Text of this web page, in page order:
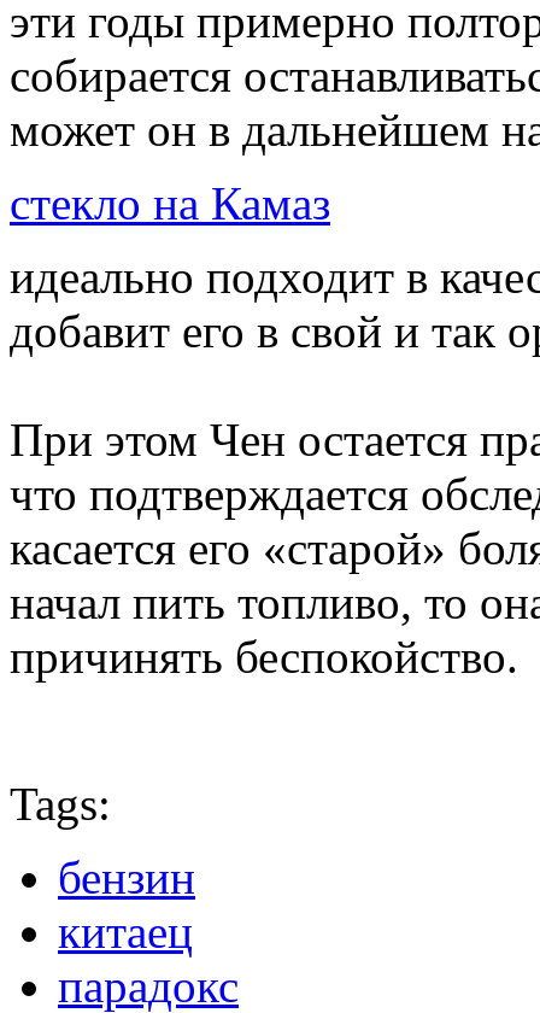
эти годы примерно
собирается
может он в дальнейшем
стекло на Камаз
идеально подходит в
добавит его в свой и так
При этом Чен остается
что подтверждается
касается его «старой»
начал пить топливо, то
причинять беспокойство.
Tags:
бензин
китаец
парадокс